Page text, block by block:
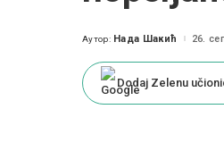
Posted
Аутор: Нада Шакић 26.
Dodaj Zelenu